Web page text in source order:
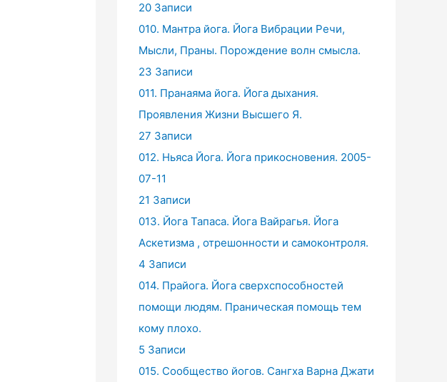
20 Записи
010. Мантра йога. Йога Вибрации Речи,
Мысли, Праны. Порождение волн смысла.
23 Записи
011. Пранаяма йога. Йога дыхания.
Проявления Жизни Высшего Я.
27 Записи
012. Ньяса Йога. Йога прикосновения. 2005-
07-11
21 Записи
013. Йога Тапаса. Йога Вайрагья. Йога
Аскетизма , отрешонности и самоконтроля.
4 Записи
014. Прайога. Йога сверхспособностей
помощи людям. Праническая помощь тем
кому плохо.
5 Записи
015. Сообщество йогов. Сангха Варна Джати